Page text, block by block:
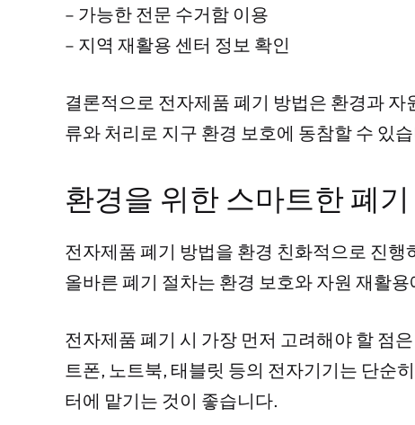
– 가능한 전문 수거함 이용
– 지역 재활용 센터 정보 확인
결론적으로 전자제품 폐기 방법은 환경과
류와 처리로 지구 환경 보호에 동참할 수 있
환경을 위한 스마트한 폐
전자제품 폐기 방법을 환경 친화적으로 진
올바른 폐기 절차는 환경 보호와 자원 재활
전자제품 폐기 시 가장 먼저 고려해야 할 점
트폰, 노트북, 태블릿 등의 전자기기는 단순
터에 맡기는 것이 좋습니다.